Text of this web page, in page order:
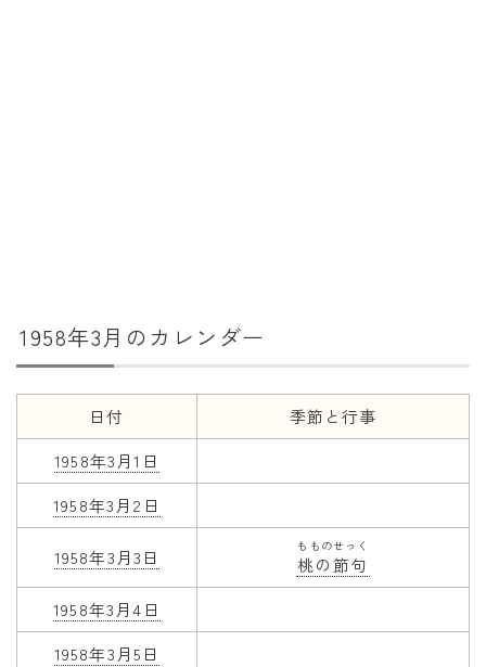
二十七宿
年齢と学年
年齢・干支
学年
子供のお祝い
厄年
長寿のお祝い
1958年3月のカレンダー
日付
季節と行事
1958年3月1日
1958年3月2日
1958年3月3日 桃の節句
もものせっく
1958年3月4日
1958年3月5日